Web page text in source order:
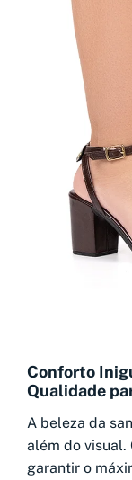
Conforto
Qualidade
A beleza da
além do visual.
garantir o